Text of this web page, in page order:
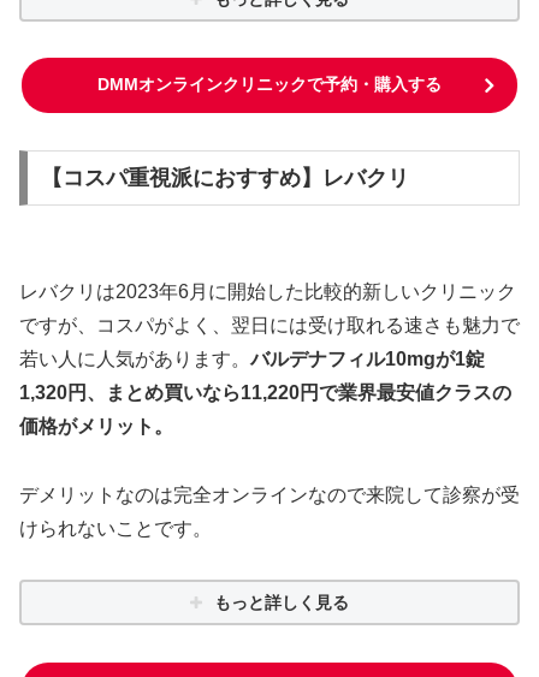
DMMオンラインクリニックで予約・購入する
【コスパ重視派におすすめ】レバクリ
レバクリは2023年6月に開始した比較的新しいクリニック
ですが、コスパがよく、翌日には受け取れる速さも魅力で
若い人に人気があります。バルデナフィル10mgが1錠
1,320円、まとめ買いなら11,220円で業界最安値クラスの
価格がメリット。
デメリットなのは完全オンラインなので来院して診察が受
けられないことです。
もっと詳しく見る